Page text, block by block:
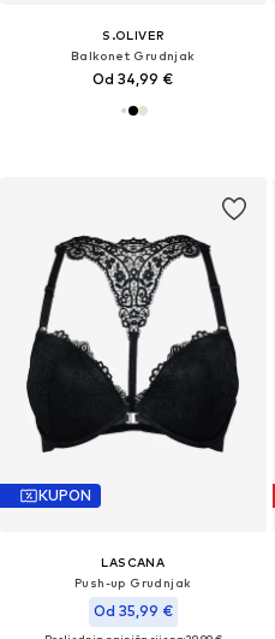
S.OLIVER
Balkonet Grudnjak
Od 34,99 €
KUPON
LASCANA
Push-up Grudnjak
Od 35,99 €